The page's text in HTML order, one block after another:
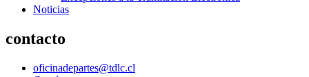
Noticias
contacto
oficinadepartes@tdlc.cl